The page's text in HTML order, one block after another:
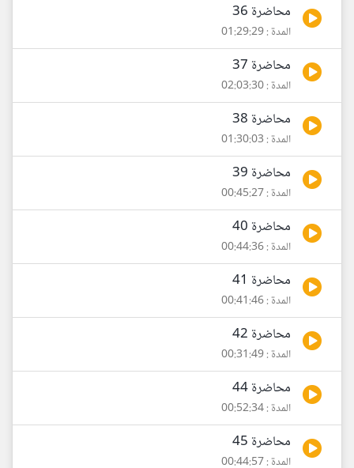
محاضرة 36
المدة : 01:29:29
محاضرة 37
المدة : 02:03:30
محاضرة 38
المدة : 01:30:03
محاضرة 39
المدة : 00:45:27
محاضرة 40
المدة : 00:44:36
محاضرة 41
المدة : 00:41:46
محاضرة 42
المدة : 00:31:49
محاضرة 44
المدة : 00:52:34
محاضرة 45
المدة : 00:44:57